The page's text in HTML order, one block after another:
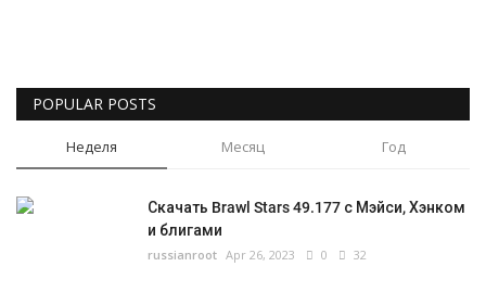
POPULAR POSTS
Неделя Месяц Год
Скачать Brawl Stars 49.177 с Мэйси, Хэнком
и блигами
russianroot Apr 26, 2023 0 32